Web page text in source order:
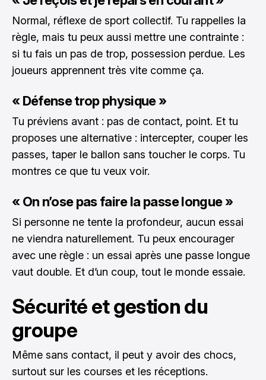
Normal, réflexe de sport collectif. Tu rappelles la
règle, mais tu peux aussi mettre une contrainte :
si tu fais un pas de trop, possession perdue. Les
joueurs apprennent très vite comme ça.
« Défense trop physique »
Tu préviens avant : pas de contact, point. Et tu
proposes une alternative : intercepter, couper les
passes, taper le ballon sans toucher le corps. Tu
montres ce que tu veux voir.
« On n’ose pas faire la passe longue »
Si personne ne tente la profondeur, aucun essai
ne viendra naturellement. Tu peux encourager
avec une règle : un essai après une passe longue
vaut double. Et d’un coup, tout le monde essaie.
Sécurité et gestion du
groupe
Même sans contact, il peut y avoir des chocs,
surtout sur les courses et les réceptions.